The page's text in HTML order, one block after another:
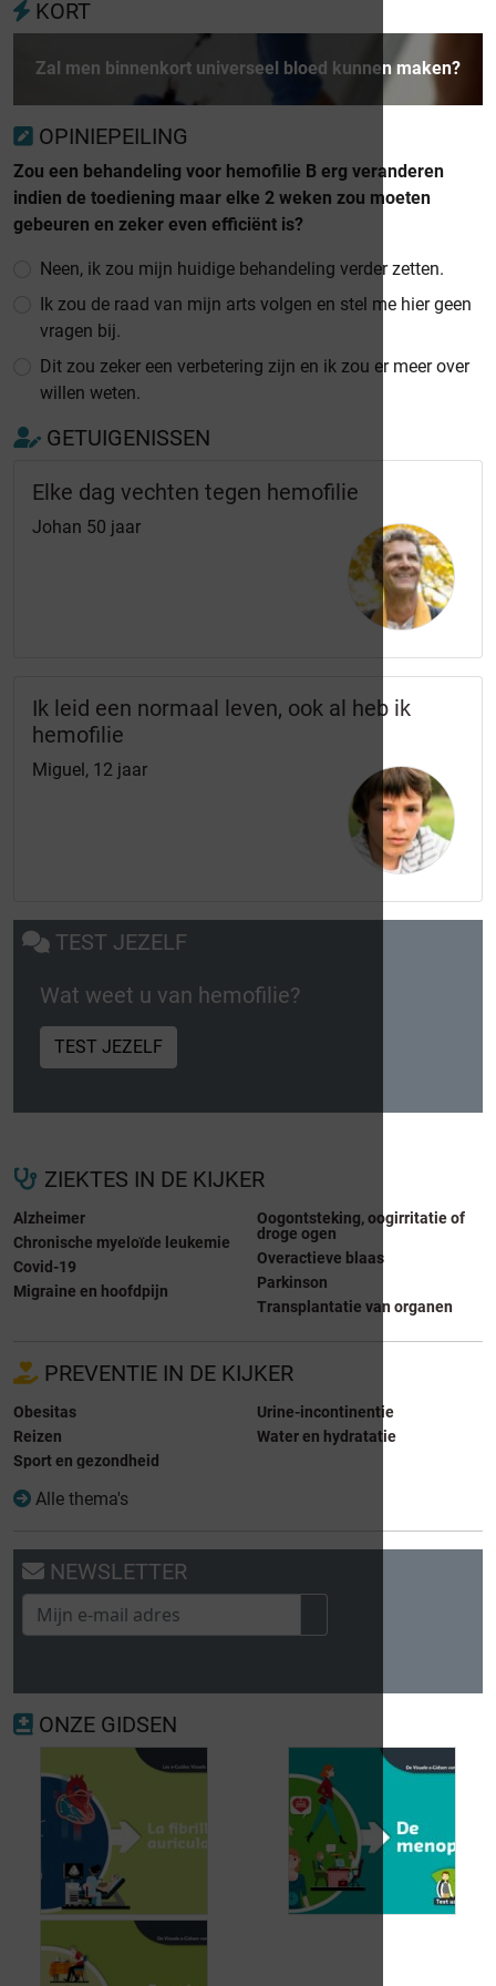
KORT
Zal men binnenkort universeel bloed kunnen maken?
OPINIEPEILING
Zou een behandeling voor hemofilie B erg veranderen
indien de toediening maar elke 2 weken zou moeten
gebeuren en zeker even efficiënt is?
Neen, ik zou mijn huidige behandeling verder zetten.
Ik zou de raad van mijn arts volgen en stel me hier geen
vragen bij.
Dit zou zeker een verbetering zijn en ik zou er meer over
willen weten.
GETUIGENISSEN
Elke dag vechten tegen hemofilie
Johan 50 jaar
Ik leid een normaal leven, ook al heb ik
hemofilie
Miguel, 12 jaar
TEST JEZELF
Wat weet u van hemofilie?
TEST JEZELF
ZIEKTES IN DE KIJKER
Alzheimer
Chronische myeloïde leukemie
Covid-19
Migraine en hoofdpijn
Oogontsteking, oogirritatie of
droge ogen
Overactieve blaas
Parkinson
Transplantatie van organen
PREVENTIE IN DE KIJKER
Obesitas
Reizen
Sport en gezondheid
Urine-incontinentie
Water en hydratatie
Alle thema's
NEWSLETTER
ONZE GIDSEN